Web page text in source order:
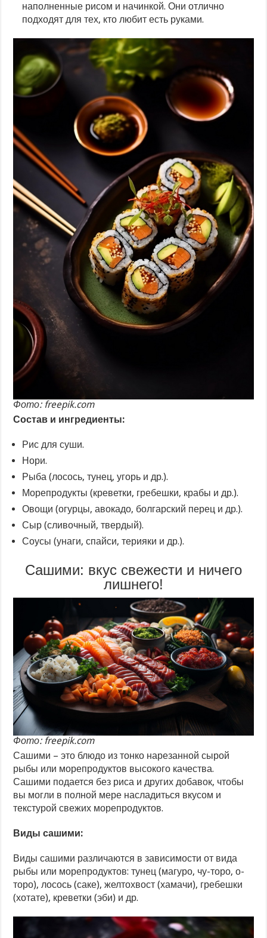
наполненные рисом и начинкой. Они отлично
подходят для тех, кто любит есть руками.
Фото: freepik.com
Состав и ингредиенты:
Рис для суши.
Нори.
Рыба (лосось, тунец, угорь и др.).
Морепродукты (креветки, гребешки, крабы и др.).
Овощи (огурцы, авокадо, болгарский перец и др.).
Сыр (сливочный, твердый).
Соусы (унаги, спайси, терияки и др.).
Сашими: вкус свежести и ничего
лишнего!
Фото: freepik.com
Сашими – это блюдо из тонко нарезанной сырой
рыбы или морепродуктов высокого качества.
Сашими подается без риса и других добавок, чтобы
вы могли в полной мере насладиться вкусом и
текстурой свежих морепродуктов.
Виды сашими:
Виды сашими различаются в зависимости от вида
рыбы или морепродуктов: тунец (магуро, чу-торо, о-
торо), лосось (саке), желтохвост (хамачи), гребешки
(хотате), креветки (эби) и др.